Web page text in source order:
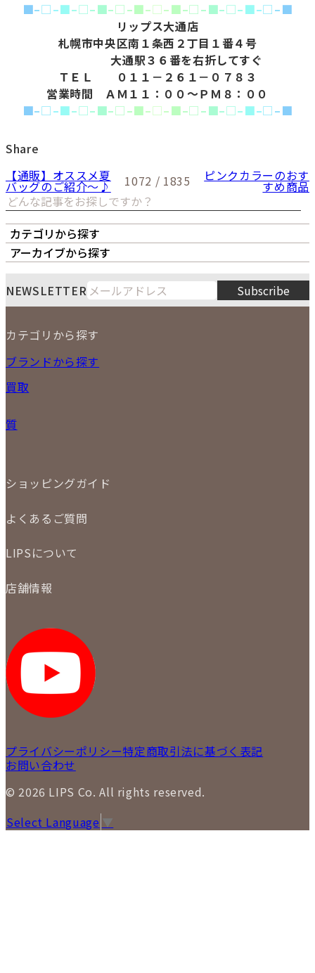
■–□–■–□–■–□–■–□–■–□–■–□–■–□–■
リップス大通店
札幌市中央区南１条西２丁目１番４号
大通駅３６番を右折してすぐ
ＴＥＬ ０１１－２６１－０７８３
営業時間 ＡＭ１１：００～ＰＭ８：００
■–□–■–□–■–□–■–□–■–□–■–□–■–□–■
Share
【通販】オススメ夏
バッグのご紹介～♪ 1072 / 1835 ピンクカラーのおす
すめ商品
カテゴリから探す
オーナーズボイス
LIPS通販部門 LIPS 銀座店
アーカイブから探す
8
2026
月 火 水 木 金 土
日
1
2
10
11
17
18
NEWSLETTER Subscribe
カテゴリから探す
NEW ITEM
時計
小物
ジュエリー
ブランドから探す
買取
店頭買取
LINE査定
買取実績
質
ショッピングガイド
商品について
お支払いについて
よくあるご質問
商品について
質について
返品について
LIPSについて
各事業部の紹介
STAFF BLOG
SNS
店舗情報
LIPS 新宿店
LIPS 札幌パルコ店
LIPS 札幌白石店
LIPS 通信販売事業部
プライバシーポリシー特定商取引法に基づく表記
お問い合わせ
© 2026 LIPS Co. All rights reserved.
Select Language ▼